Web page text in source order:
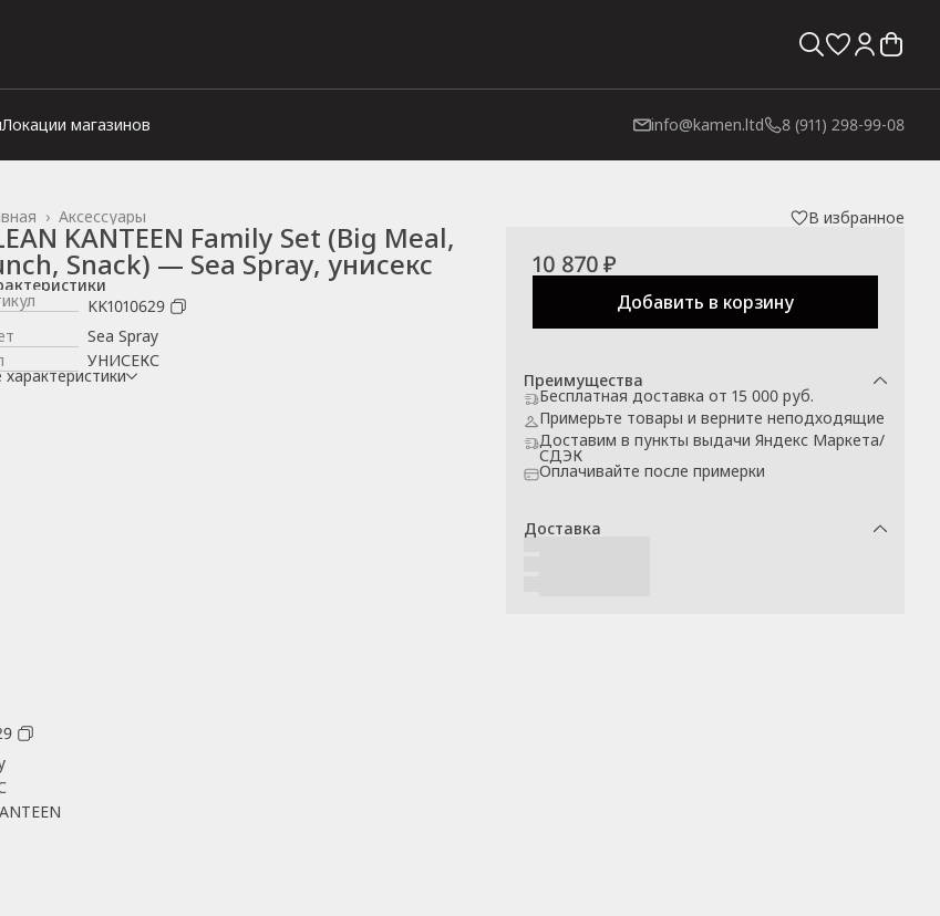
Локации магазинов info@kamen.ltd 8 (911) 298-99-08
Аксессуары
›
KANTEEN Family Set (Big Meal,
Snack) — Sea Spray, унисекс
KK1010629
Sea Spray
УНИСЕКС
характеристики
В избранное
10 870 ₽
Добавить в корзину
Преимущества
Бесплатная доставка от 15 000 руб.
Примерьте товары и верните неподходящие
Доставим в пункты выдачи Яндекс Маркета/
СДЭК
Оплачивайте после примерки
Доставка